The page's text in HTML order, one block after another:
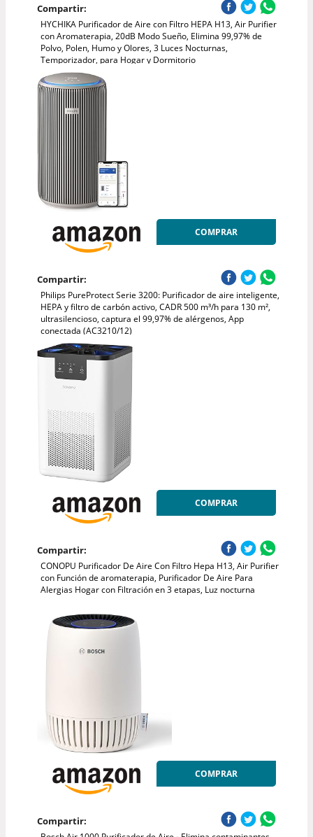
Compartir:
HYCHIKA Purificador de Aire con Filtro HEPA H13, Air Purifier
con Aromaterapia, 20dB Modo Sueño, Elimina 99,97% de
Polvo, Polen, Humo y Olores, 3 Luces Nocturnas,
Temporizador, para Hogar y Dormitorio
COMPRAR
Compartir:
Philips PureProtect Serie 3200: Purificador de aire inteligente,
HEPA y filtro de carbón activo, CADR 500 m³/h para 130 m²,
ultrasilencioso, captura el 99,97% de alérgenos, App
conectada (AC3210/12)
COMPRAR
Compartir:
CONOPU Purificador De Aire Con Filtro Hepa H13, Air Purifier
con Función de aromaterapia, Purificador De Aire Para
Alergias Hogar con Filtración en 3 etapas, Luz nocturna
COMPRAR
Compartir: